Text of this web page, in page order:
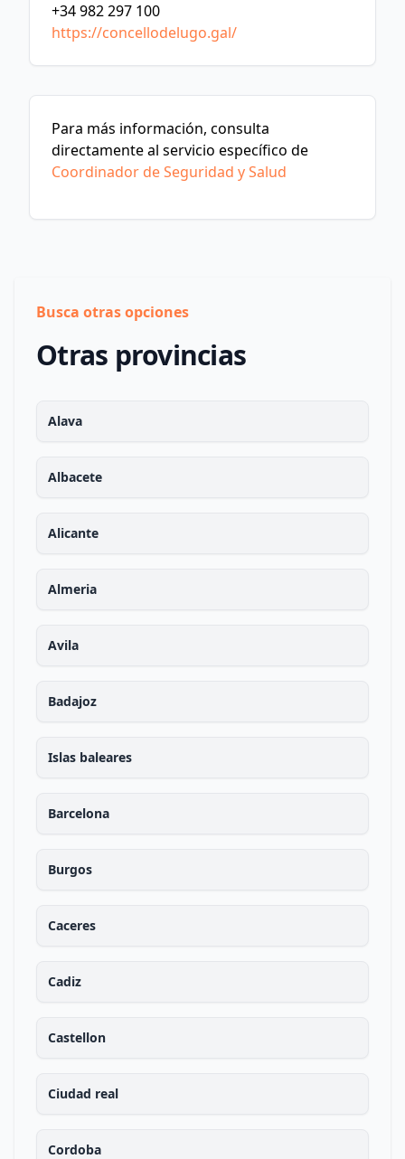
+34 982 297 100
https://concellodelugo.gal/
Para más información, consulta
directamente al servicio específico de
Coordinador de Seguridad y Salud
Busca otras opciones
Otras provincias
Alava
Albacete
Alicante
Almeria
Avila
Badajoz
Islas baleares
Barcelona
Burgos
Caceres
Cadiz
Castellon
Ciudad real
Cordoba